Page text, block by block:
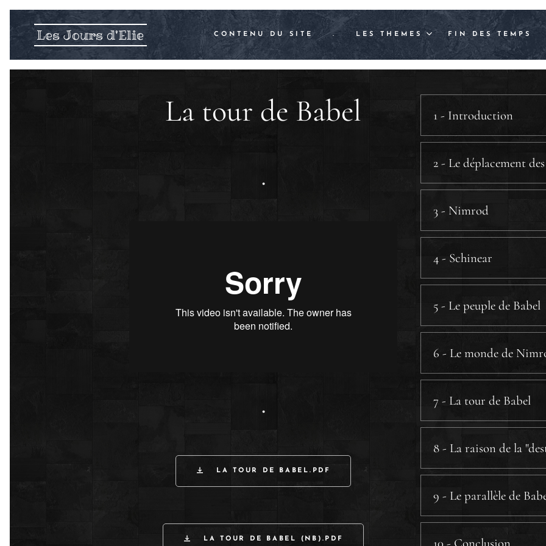
Les Jours d'Elie CONTENU DU SITE . LES THEMES FIN DES TEMPS
La tour de Babel
.
.
LA TOUR DE BABEL.PDF
LA TOUR DE BABEL (NB).PDF
1 - Introduction
2 - Le déplacement
a) Un parallèle avec Caïn.
b) Clarification sur
3 - Nimrod
a) Un chasseur.
a.1) La chasse
a.2) L'arc et les
b) Un roi.
4 - Schinear
5 - Le peuple de Babel
6 - Le monde de
a) La situation
b) La puissance des
7 - La tour de Babel
a) La technologie de
b) La dispersion.
e) Une ville dans une
8 - La raison de la
9 - Le parallèle de
a) Schinear.
a.1) A l'époque